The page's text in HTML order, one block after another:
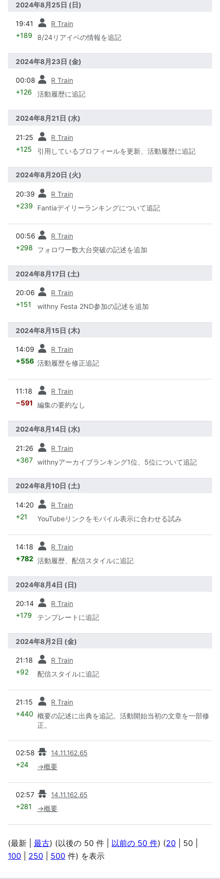
2024年8月25日 (日)
19:41 R Train
+189 8/24リアイベの情報を追記
2024年8月23日 (金)
00:08 R Train
+126 活動履歴に追記
2024年8月21日 (水)
21:25 R Train
+125 引用しているプロフィールを更新、活動履歴に追記
2024年8月20日 (火)
20:39 R Train
+239 Fantiaデイリーランキングについて追記
00:56 R Train
+298 フォロワー数大台突破の記述を追加
2024年8月17日 (土)
20:06 R Train
+151 withny Festa 2ND参加の記述を追加
2024年8月15日 (木)
14:09 R Train
+556 活動履歴を修正追記
11:18 R Train
−591 編集の要約なし
2024年8月14日 (水)
21:26 R Train
+367 withnyアーカイブランキング1位、5位について追記
2024年8月10日 (土)
14:20 R Train
+21 YouTubeリンクをモバイル表示に合わせる試み
14:18 R Train
+782 活動履歴、配信スタイルに追記
2024年8月4日 (日)
20:14 R Train
+179 テンプレートに追記
2024年8月2日 (金)
21:18 R Train
+92 配信スタイルに追記
21:15 R Train
+440 概要の記述に出典を追記。活動開始当初の文章を一部修
正。
02:58 14.11.162.65
+24 →概要
02:57 14.11.162.65
+281 →概要
(最新 最古) (以後の 50 件 以前の 50 件) (20 50
100
250 500 件) を表示